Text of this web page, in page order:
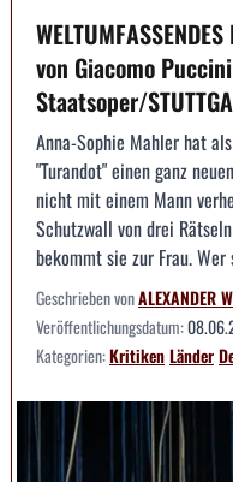
von Giacomo
Staatsoper/
Anna-Sophie Mahler hat
"Turandot" einen ganz
nicht mit einem Mann
Schutzwall von drei
bekommt sie zur Frau.
Geschrieben vonALEXANDER
Veröffentlichungsdatum:
Kategorien:KritikenLänder